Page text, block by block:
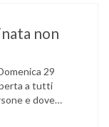
non
29
a tutti
e dove